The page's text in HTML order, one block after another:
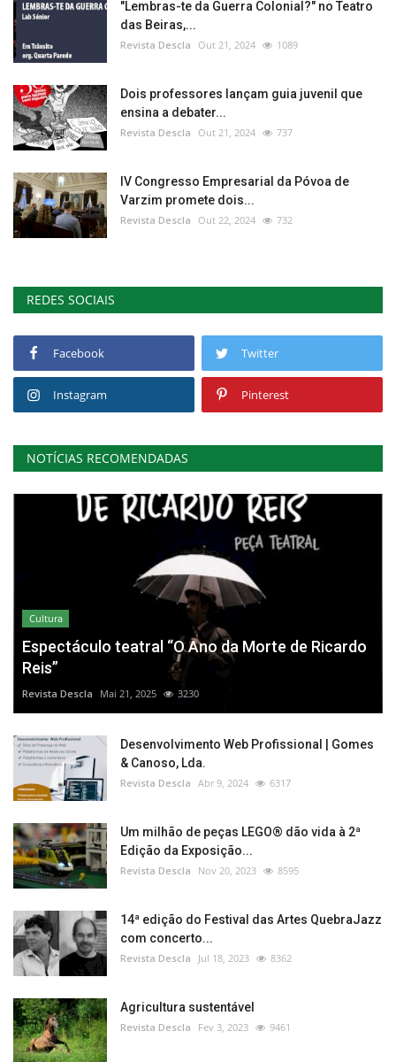
"Lembras-te da Guerra Colonial?" no Teatro
das Beiras,...
Revista Descla Out 21, 2024 1089
Dois professores lançam guia juvenil que
ensina a debater...
Revista Descla Out 21, 2024 737
IV Congresso Empresarial da Póvoa de
Varzim promete dois...
Revista Descla Out 22, 2024 732
REDES SOCIAIS
Facebook Twitter
Instagram Pinterest
NOTÍCIAS RECOMENDADAS
Cultura
Espectáculo teatral “O Ano da Morte de Ricardo
Reis”
Revista Descla Mai 21, 2025 3230
Desenvolvimento Web Profissional | Gomes
& Canoso, Lda.
Revista Descla Abr 9, 2024 6317
Um milhão de peças LEGO® dão vida à 2ª
Edição da Exposição...
Revista Descla Nov 20, 2023 8595
14ª edição do Festival das Artes QuebraJazz
com concerto...
Revista Descla Jul 18, 2023 8362
Agricultura sustentável
Revista Descla Fev 3, 2023 9461